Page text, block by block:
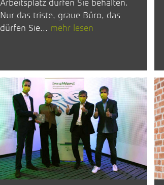
Arbeitsplatz dürfen Sie behalten.
Nur das triste, graue Büro, das
dürfen Sie... mehr lesen